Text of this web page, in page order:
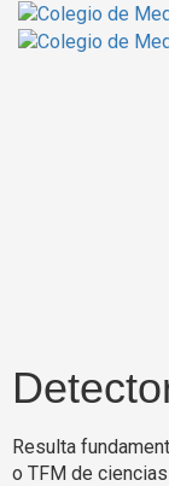
Resulta
o TFM de